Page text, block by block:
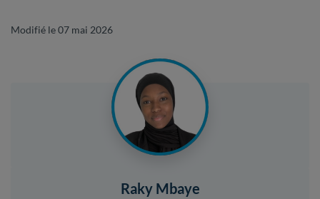
Modifié le 07 mai 2026
Raky Mbaye